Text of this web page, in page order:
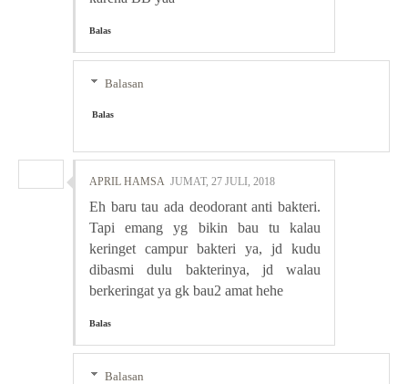
Balas
Balasan
Balas
APRIL HAMSA JUMAT, 27 JULI, 2018
Eh baru tau ada deodorant anti bakteri.
Tapi emang yg bikin bau tu kalau
keringet campur bakteri ya, jd kudu
dibasmi dulu bakterinya, jd walau
berkeringat ya gk bau2 amat hehe
Balas
Balasan